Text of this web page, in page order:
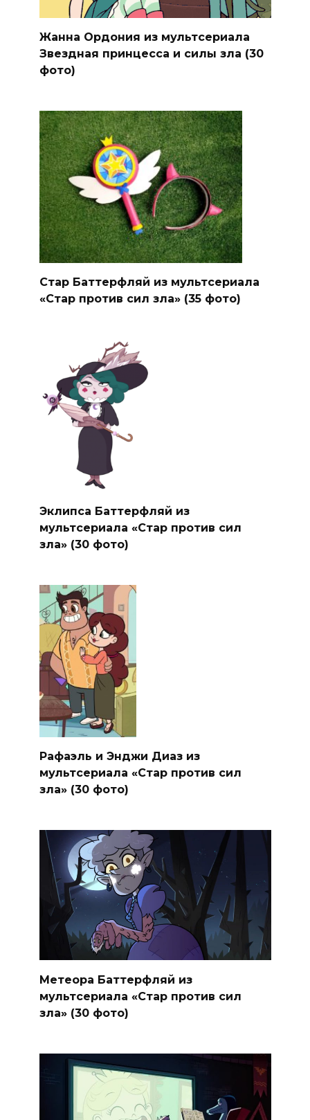
Жанна Ордония из мультсериала
Звездная принцесса и силы зла (30
фото)
Стар Баттерфляй из мультсериала
«Стар против сил зла» (35 фото)
Эклипса Баттерфляй из
мультсериала «Стар против сил
зла» (30 фото)
Рафаэль и Энджи Диаз из
мультсериала «Стар против сил
зла» (30 фото)
Метеора Баттерфляй из
мультсериала «Стар против сил
зла» (30 фото)